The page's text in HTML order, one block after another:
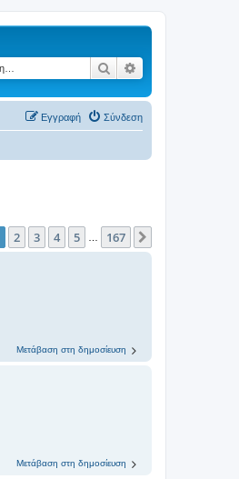
Αναζήτηση
Σύνδεση
Εγγραφή
1 από 167
2 3 4 5 167
Μετάβαση στη δημοσίευση
Μετάβαση στη δημοσίευση